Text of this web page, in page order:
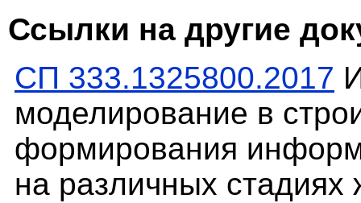
Ссылки на другие
СП 333.1325800.2017
моделирование в
формирования
на различных стадиях